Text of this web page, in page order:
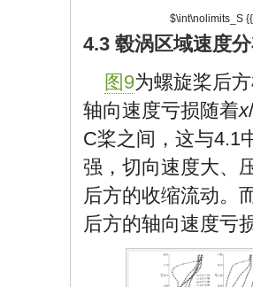
$\int\nolimits_S
4.3 毂涡区域速度
图9为螺旋桨后
轴向速度亏损随着x/
C桨之间，这与4.1
强，切向速度大、
后方的收缩流动。
后方的轴向速度亏